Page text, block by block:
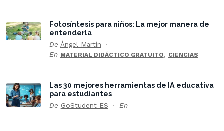
Fotosíntesis para niños: La mejor manera de
entenderla
De Ángel Martín
En MATERIAL DIDÁCTICO GRATUITO, CIENCIAS
Las 30 mejores herramientas de IA educativa
para estudiantes
De GoStudent ES En